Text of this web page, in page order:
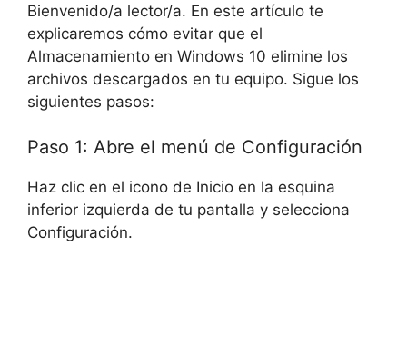
Bienvenido/a lector/a. En este artículo te
explicaremos cómo evitar que el
Almacenamiento en Windows 10 elimine los
archivos descargados en tu equipo. Sigue los
siguientes pasos:
Paso 1: Abre el menú de Configuración
Haz clic en el icono de Inicio en la esquina
inferior izquierda de tu pantalla y selecciona
Configuración.